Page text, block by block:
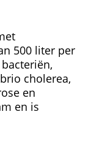
500 liter per
cholerea,
en
en is